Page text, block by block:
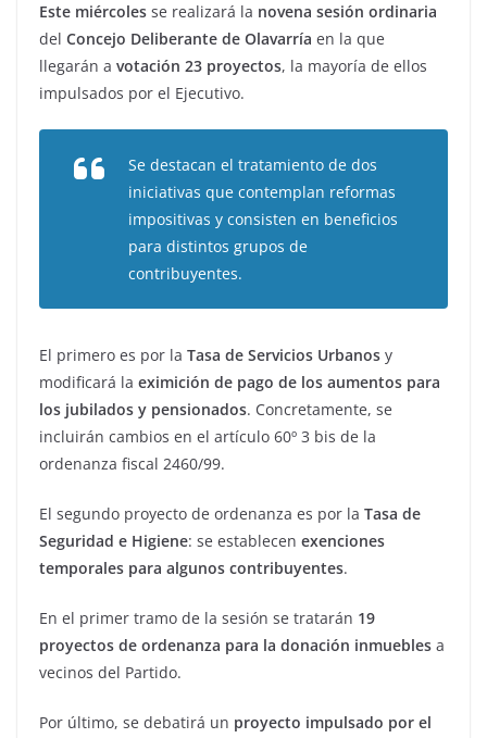
Este miércoles se realizará la novena sesión ordinaria
del Concejo Deliberante de Olavarría en la que
llegarán a votación 23 proyectos, la mayoría de ellos
impulsados por el Ejecutivo.
Se destacan el tratamiento de dos
iniciativas que contemplan reformas
impositivas y consisten en beneficios
para distintos grupos de
contribuyentes.
El primero es por la Tasa de Servicios Urbanos y
modificará la eximición de pago de los aumentos para
los jubilados y pensionados. Concretamente, se
incluirán cambios en el artículo 60º 3 bis de la
ordenanza fiscal 2460/99.
El segundo proyecto de ordenanza es por la Tasa de
Seguridad e Higiene: se establecen exenciones
temporales para algunos contribuyentes.
En el primer tramo de la sesión se tratarán 19
proyectos de ordenanza para la donación inmuebles a
vecinos del Partido.
Por último, se debatirá un proyecto impulsado por el